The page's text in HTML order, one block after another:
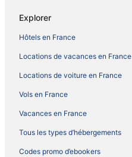
Explorer
Hôtels en France
Locations de vacances en France
Locations de voiture en France
Vols en France
Vacances en France
Tous les types d’hébergements
Codes promo d’ebookers